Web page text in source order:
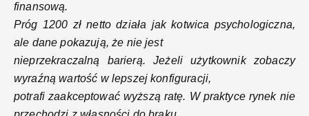
finansową.
Próg 1200 zł netto działa jak kotwica psychologiczna,
ale dane pokazują, że nie jest
nieprzekraczalną barierą. Jeżeli użytkownik zobaczy
wyraźną wartość w lepszej konfiguracji,
potrafi zaakceptować wyższą ratę. W praktyce rynek nie